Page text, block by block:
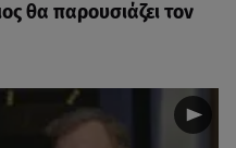
θα παρουσιάζει τον